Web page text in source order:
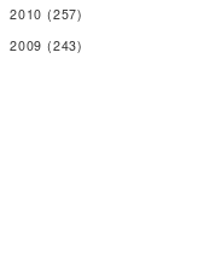
2010 (257)
2009 (243)